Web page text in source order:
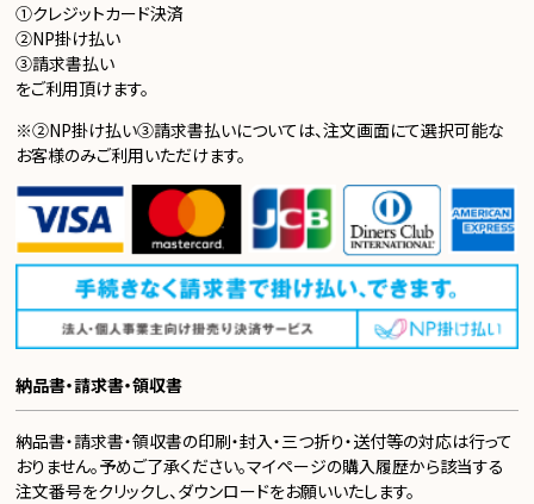
①クレジットカード決済
②NP掛け払い
③請求書払い
をご利用頂けます。
※②NP掛け払い③請求書払いについては、注文画面にて選択可能な
お客様のみご利用いただけます。
納品書・請求書・領収書
納品書・請求書・領収書の印刷・封入・三つ折り・送付等の対応は行って
おりません。予めご了承ください。マイページの購入履歴から該当する
注文番号をクリックし、ダウンロードをお願いいたします。